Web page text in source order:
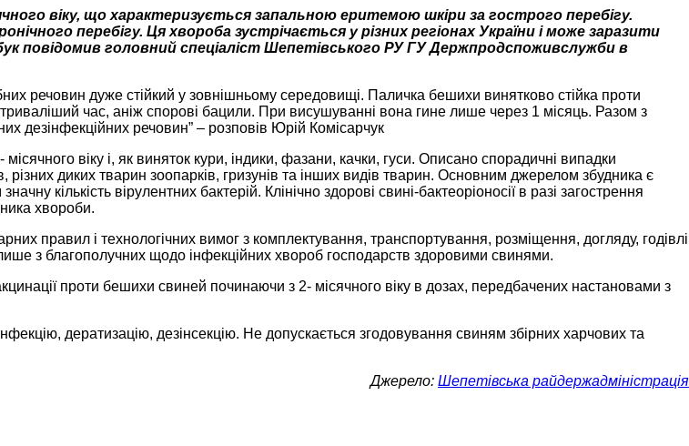
віку, що характеризується запальною еритемою шкіри за гострого перебігу.
перебігу. Ця хвороба зустрічається у різних регіонах України і може заразити
повідомив головний спеціаліст Шепетівського РУ ГУДержпродспоживслужби в
речовин дуже стійкий у зовнішньому середовищі. Паличка бешихи винятково стійка проти
час, аніж спорові бацили. При висушуванні вона гине лише через 1 місяць. Разом з
дезінфекційних речовин” – розповів Юрій Комісарчук
віку і, як виняток кури, індики, фазани, качки, гуси. Описано спорадичні випадки
диких тварин зоопарків, гризунів та інших видів тварин. Основним джерелом збудника є
кількість вірулентних бактерій. Клінічно здорові свині-бактеоріоносії в разі загострення
хвороби.
правил і технологічних вимог з комплектування, транспортування, розміщення, догляду, годівлі
з благополучних щодо інфекційних хвороб господарств здоровими свинями.
проти бешихи свиней починаючи з 2- місячного віку в дозах, передбачених настановами з
дератизацію, дезінсекцію. Не допускається згодовування свиням збірних харчових та
Джерело: Шепетівська райдержадміністрація